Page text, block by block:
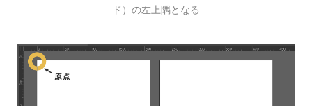
ド）の左上隅となる